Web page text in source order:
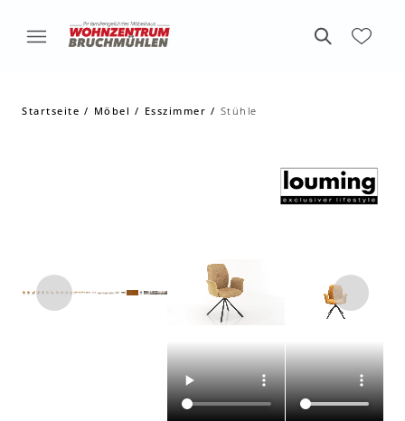
Startseite Möbel Esszimmer Stühle